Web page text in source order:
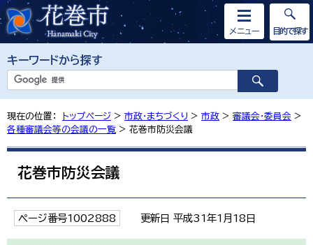
キーワードから探す
メニュー 目的で探す
現在の位置： トップページ > 市政・まちづくり > 市政 > 審議会・委員会 >
各種審議会等の会議の一覧 > 花巻市防災会議
花巻市防災会議
ページ番号1002888 更新日 平成31年1月18日